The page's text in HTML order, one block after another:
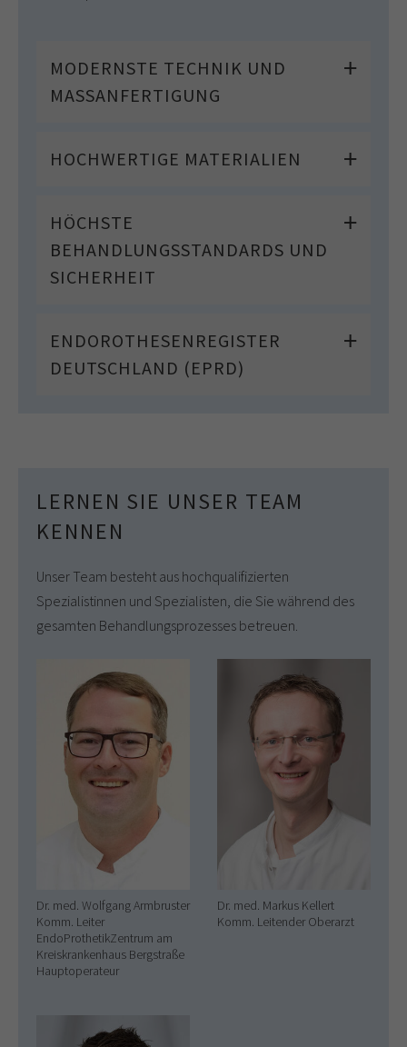
MODERNSTE TECHNIK UND
MASSANFERTIGUNG
HOCHWERTIGE MATERIALIEN
HÖCHSTE
BEHANDLUNGSSTANDARDS UND
SICHERHEIT
ENDOROTHESENREGISTER
DEUTSCHLAND (EPRD)
LERNEN SIE UNSER TEAM
KENNEN
Unser Team besteht aus hochqualifizierten
Spezialistinnen und Spezialisten, die Sie während des
gesamten Behandlungsprozesses betreuen.
Dr. med. Wolfgang Armbruster
Komm. Leiter
EndoProthetikZentrum am
Kreiskrankenhaus Bergstraße
Hauptoperateur
Dr. med. Markus Kellert
Komm. Leitender Oberarzt